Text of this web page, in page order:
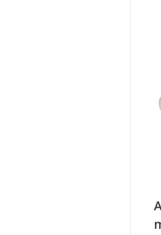
alambre steinman roscado ø 3,5